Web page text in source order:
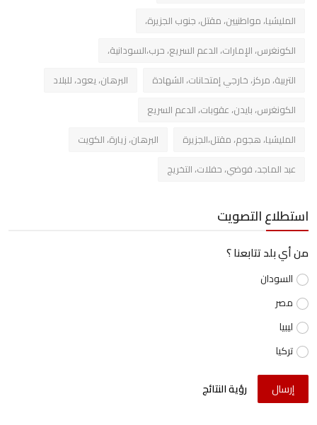
المليشيا، مواطنيين، مقتل، جنوب الجزيرة،
الكونغرس، الإمارات، الدعم السريع، حرب،السودانية،
التربية، مركز، خارجي إمتحانات، الشهادة
البرهان، يعود، للبلاد
الكونغرس، بايدن، عقوبات، الدعم السريع
المليشيا، هجوم، مقتل،الجزيرة
البرهان، زيارة، الكويت
عبد الماجد، فوضي، حفلات، التخريج
استطلاع التصويت
من أي بلد تتابعنا ؟
السودان
مصر
ليبيا
تركيا
إرسال رؤية النتائج